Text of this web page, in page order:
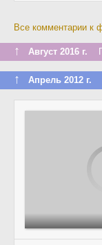
Все комментарии к
↑ Август 2016 г.
↑ Апрель 2012 г.